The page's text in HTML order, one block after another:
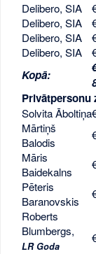
Delibero, SIA
Delibero, SIA
Delibero, SIA
Delibero, SIA
Kopā:
Privātpersonu
Solvita Āboltiņa
Mārtiņš
Balodis
Māris
Baidekalns
Pēteris
Baranovskis
Roberts
Blumbergs,
LR Goda